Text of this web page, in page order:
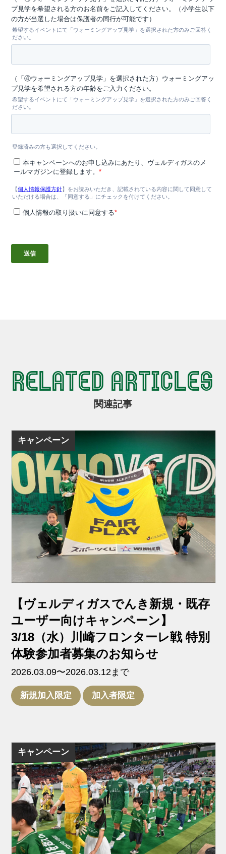
RELATED ARTICLES
関連記事
キャンペーン
【ヴェルディガスでんき新規・既存
ユーザー向けキャンペーン】
3/18（水）川崎フロンターレ戦 特別
体験参加者募集のお知らせ
2026.03.09〜2026.03.12まで
新規加入限定 加入者限定
キャンペーン